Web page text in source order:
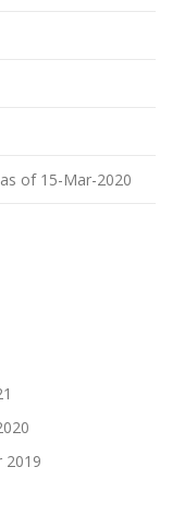
of 15-Mar-2020
2019